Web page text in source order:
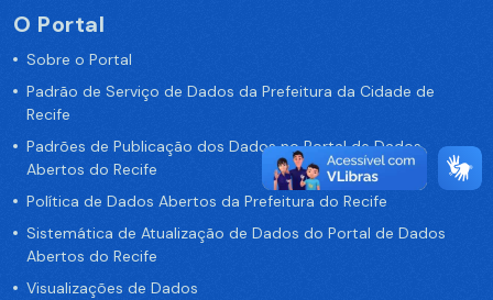
O Portal
Sobre o Portal
Padrão de Serviço de Dados da Prefeitura da Cidade de
Recife
Padrões de Publicação dos Dados no Portal de Dados
Abertos do Recife
Política de Dados Abertos da Prefeitura do Recife
Sistemática de Atualização de Dados do Portal de Dados
Abertos do Recife
Visualizações de Dados